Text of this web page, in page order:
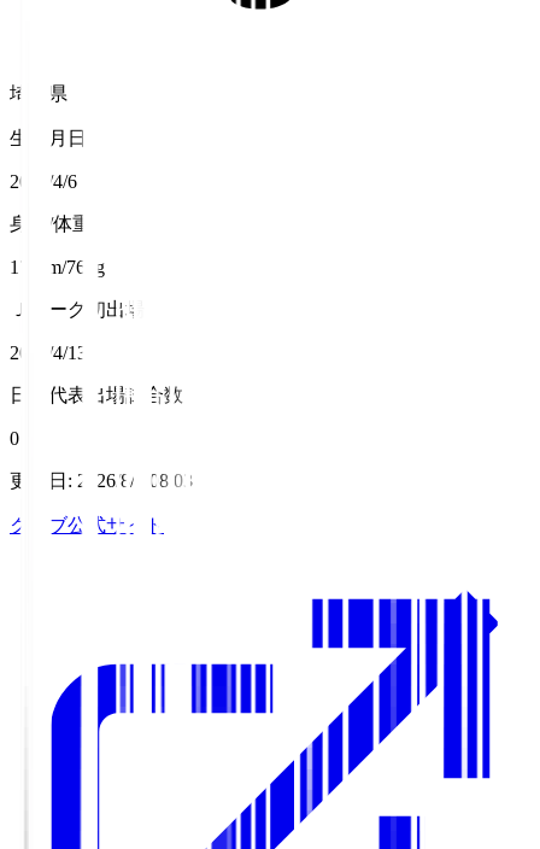
埼玉県
生年月日
2002/4/6
身長/体重
177cm/76kg
Ｊリーグ初出場
2025/4/13
日本代表出場試合数
0
更新日 : 2026/8/6 08:03
クラブ公式サイト